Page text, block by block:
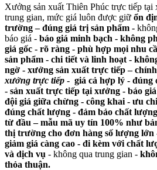
Xưởng sản xuất Thiên Phúc trực tiếp tại
trung gian, mức giá luôn được giữ ổn
trường – đúng giá trị sản phẩm -
báo giá - báo giá minh bạch - không
giá gốc - rõ ràng - phù hợp mọi nhu
sản phẩm - chi tiết và linh hoạt -
ngờ - xưởng sản xuất trực tiếp –
xưởng trực tiếp - giá cả hợp lý - đúng
- sản xuất trực tiếp tại xưởng - báo
đội giá giữa chừng - công khai - ưu
đúng chất lượng - đảm bảo chất
từ đầu – mẫu mã uy tín 100% như
thị trường cho đơn hàng số lượng lớn
giảm giá càng cao - đi kèm với chất
và dịch vụ - không qua trung gian -
thỏa thuận.